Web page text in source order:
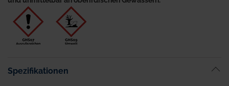
Spezifikationen